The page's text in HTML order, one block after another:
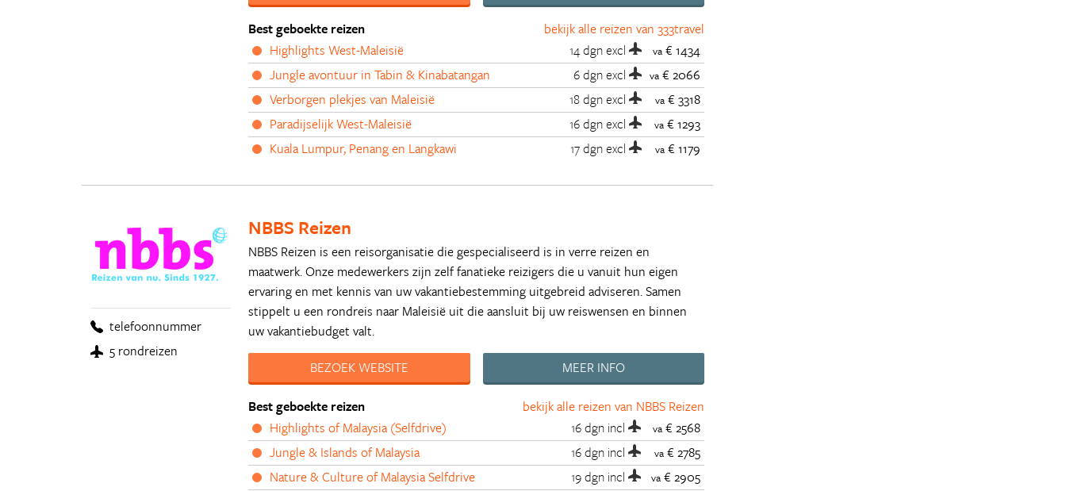
bekijk alle reizen van 333travel
Best geboekte reizen
Highlights West-Maleisië
14 dgnexcl va € 1434
Jungle avontuur in Tabin & Kinabatangan
6 dgnexcl va € 2066
Verborgen plekjes van Maleisië
18 dgnexcl va € 3318
Paradijselijk West-Maleisië
16 dgnexcl va € 1293
Kuala Lumpur, Penang en Langkawi
17 dgnexcl va € 1179
telefoonnummer
5 rondreizen
NBBS Reizen
NBBS Reizen is een reisorganisatie die gespecialiseerd is in verre reizen en
maatwerk. Onze medewerkers zijn zelf fanatieke reizigers die u vanuit hun eigen
ervaring en met kennis van uw vakantiebestemming uitgebreid adviseren. Samen
stippelt u een rondreis naar Maleisië uit die aansluit bij uw reiswensen en binnen
uw vakantiebudget valt.
BEZOEK WEBSITE
MEER INFO
bekijk alle reizen van NBBS Reizen
Best geboekte reizen
Highlights of Malaysia (Selfdrive)
16 dgn incl va € 2568
Jungle & Islands of Malaysia
16 dgn incl va € 2785
Nature & Culture of Malaysia Selfdrive
19 dgn incl va € 2905